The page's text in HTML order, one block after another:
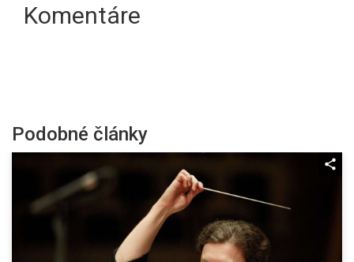
Komentáre
Podobné články